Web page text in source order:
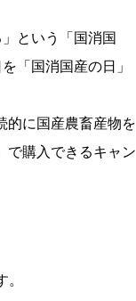
という「国消国
「国消国産の日」
的に国産農畜産物を
で購入できるキャン